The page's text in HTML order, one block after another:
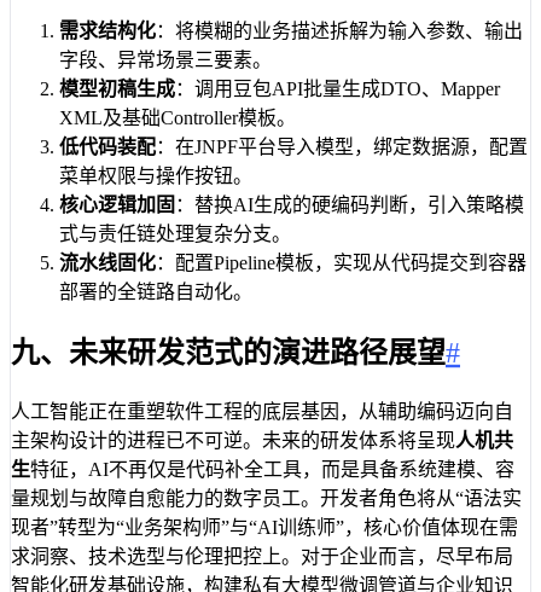
需求结构化：将模糊的业务描述拆解为输入参数、输出
字段、异常场景三要素。
模型初稿生成：调用豆包API批量生成DTO、Mapper
XML及基础Controller模板。
低代码装配：在JNPF平台导入模型，绑定数据源，配置
菜单权限与操作按钮。
核心逻辑加固 ：替换AI生成的硬编码判断，引入策略模
式与责任链处理复杂分支。
流水线固化：配置Pipeline模板，实现从代码提交到容器
部署的全链路自动化。
九、未来研发范式的演进路径展望#
人工智能正在重塑软件工程的底层基因，从辅助编码迈向自
主架构设计的进程已不可逆。未来的研发体系将呈现人机共
生特征，AI不再仅是代码补全工具，而是具备系统建模、容
量规划与故障自愈能力的数字员工。开发者角色将从“语法实
现者”转型为“业务架构师”与“AI训练师”，核心价值体现在需
求洞察、技术选型与伦理把控上。对于企业而言，尽早布局
智能化研发基础设施，构建私有大模型微调管道与企业知识